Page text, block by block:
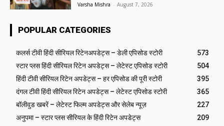
Varsha Mishra - August 7, 2026
POPULAR CATEGORIES
कलर्स टीवी हिंदी सीरियल रिटेनअपडेट्स – डेली एपिसोड स्टोरी
573
स्टार प्लस हिंदी सीरियल रिटेन अपडेट्स – लेटेस्ट एपिसोड स्टोरी
504
हिंदी टीवी सीरियल रिटेन अपडेट्स – हर एपिसोड की पूरी स्टोरी
395
दंगल टीवी हिंदी सीरियल रिटेन अपडेट्स – लेटेस्ट एपिसोड स्टोरी
365
बॉलीवुड खबरें – लेटेस्ट फिल्म अपडेट्स और सेलेब न्यूज़
227
अनुपमा – स्टार प्लस सीरियल के हिंदी रिटेन अपडेट्स
209